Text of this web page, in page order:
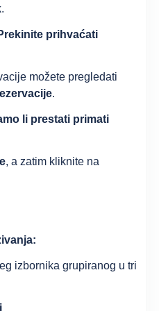
.
prihvaćati
možete pregledati
.
li prestati primati
, a zatim kliknite na
izbornika grupiranog u tri